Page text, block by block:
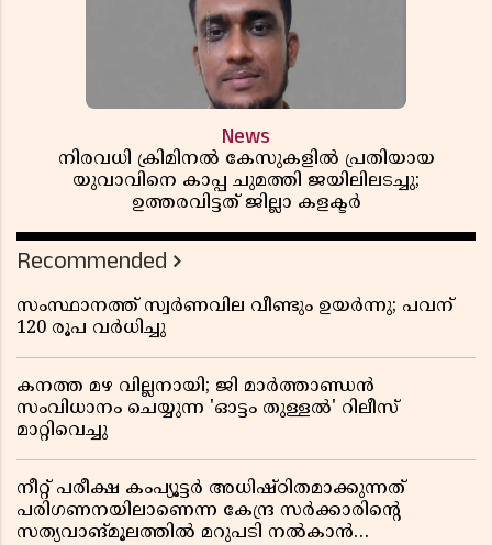
News
നിരവധി ക്രിമിനൽ കേസുകളിൽ പ്രതിയായ
യുവാവിനെ കാപ്പ ചുമത്തി ജയിലിലടച്ചു;
ഉത്തരവിട്ടത് ജില്ലാ കളക്ടർ
Recommended
സംസ്ഥാനത്ത് സ്വര്‍ണവില വീണ്ടും ഉയർന്നു; പവന്
120 രൂപ വര്‍ധിച്ചു
കനത്ത മഴ വില്ലനായി; ജി മാർത്താണ്ഡൻ
സംവിധാനം ചെയ്യുന്ന 'ഓട്ടം തുള്ളൽ' റിലീസ്
മാറ്റിവെച്ചു
നീറ്റ് പരീക്ഷ കംപ്യൂട്ടർ അധിഷ്ഠിതമാക്കുന്നത്
പരിഗണനയിലാണെന്ന കേന്ദ്ര സർക്കാരിൻ്റെ
സത്യവാങ്മൂലത്തിൽ മറുപടി നൽകാൻ